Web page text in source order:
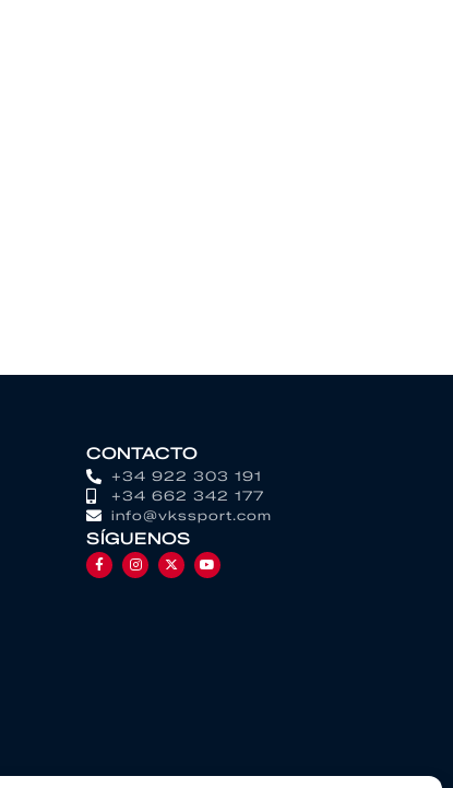
CONTACTO
+34 922 303 191
+34 662 342 177
info@vkssport.com
SÍGUENOS